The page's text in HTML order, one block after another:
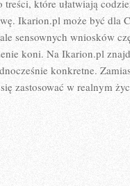
treści, które ułatwiają
Ikarion.pl może być dla
sensownych wniosków
koni. Na Ikarion.pl
konkretne.
zastosować w realnym